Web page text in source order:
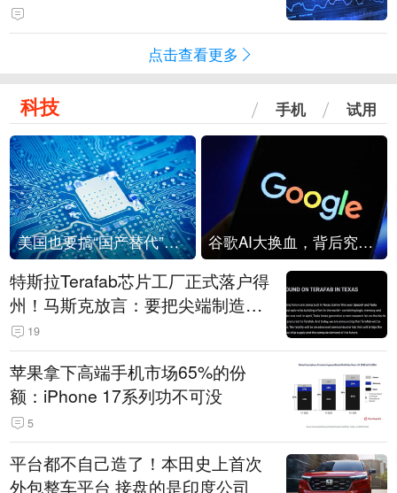
点击查看更多
科技 手机 试用
美国也要搞“国产替代”？先算清三笔账 谷歌AI大换血，背后究竟发生了什么？
特斯拉Terafab芯片工厂正式落户得
州！马斯克放言：要把尖端制造带
回美国
19
苹果拿下高端手机市场65%的份
额：iPhone 17系列功不可没
5
平台都不自己造了！本田史上首次
外包整车平台 接盘的是印度公司